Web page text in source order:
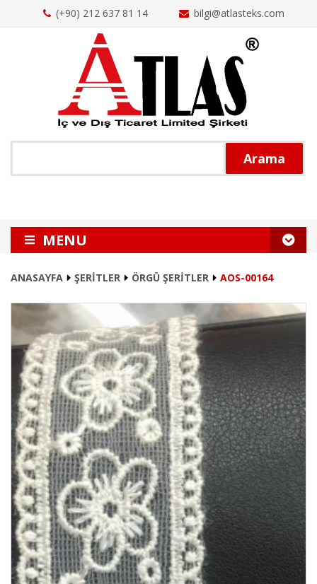
(+90) 212 637 81 14 bilgi@atlasteks.com
Arama
MENU
HAKKIMIZDA
REFERANSLAR
İLETIŞIM
ANASAYFA ŞERİTLER ÖRGÜ ŞERİTLER AOS-00164